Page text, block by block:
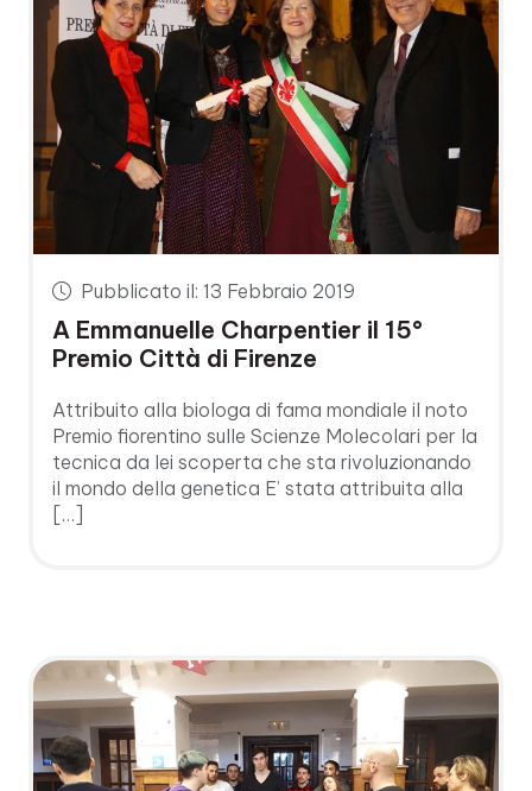
Pubblicato il: 13 Febbraio 2019
A Emmanuelle Charpentier il 15°
Premio Città di Firenze
Attribuito alla biologa di fama mondiale il noto
Premio fiorentino sulle Scienze Molecolari per la
tecnica da lei scoperta che sta rivoluzionando
il mondo della genetica E’ stata attribuita alla
[…]